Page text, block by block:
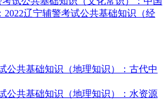
2022辽宁辅警考试公共基础知识（经
公共基础知识（地理知识）：古代中
公共基础知识（地理知识）：水资源